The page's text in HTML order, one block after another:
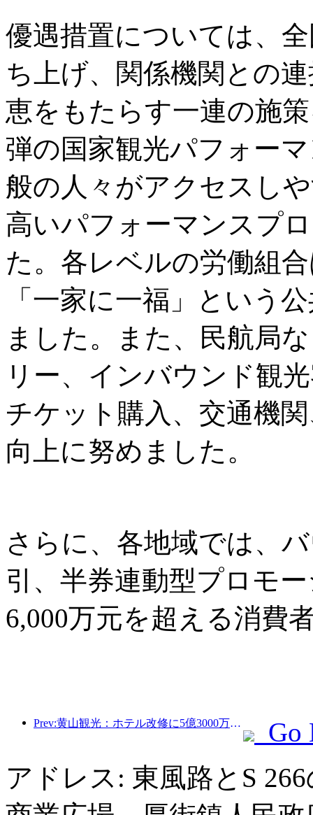
優遇措置については、
ち上げ、関係機関との
恵をもたらす一連の施
弾の国家観光パフォー
般の人々がアクセスし
高いパフォーマンスプ
た。各レベルの労働組
「一家に一福」という
ました。また、民航局
リー、インバウンド観
チケット購入、交通機
向上に努めました。
さらに、各地域では、
引、半券連動型プロモ
6,000万元を超える消費
Prev:黄山観光：ホテル改修に5億3000万元を投資する計画
Go
アドレス: 東風路とS